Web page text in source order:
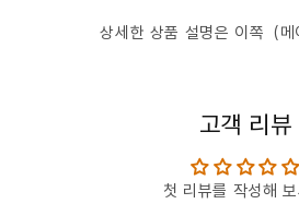
상세한 상품 설명은 이쪽（메
고객 리뷰
첫 리뷰를 작성해